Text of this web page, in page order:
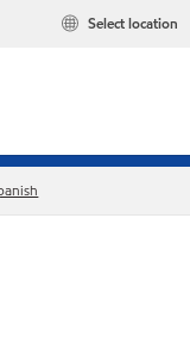
Select location